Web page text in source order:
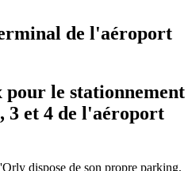
de l'aéroport
pour le stationnement
3 et 4 de l'aéroport
dispose de son propre parking,